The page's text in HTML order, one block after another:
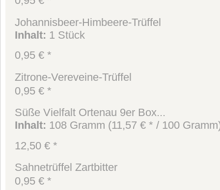
Johannisbeer-Himbeere-Trüffel
Inhalt: 1 Stück
0,95 € *
Zitrone-Vereveine-Trüffel
0,95 € *
Süße Vielfalt Ortenau 9er Box...
Inhalt: 108 Gramm (11,57 € * / 100
12,50 € *
Sahnetrüffel Zartbitter
0,95 € *